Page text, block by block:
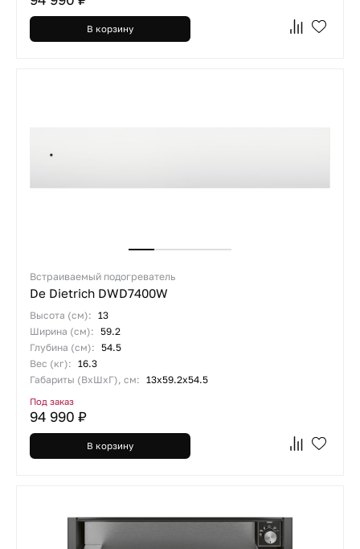
В корзину
Встраиваемый подогреватель
De Dietrich DWD7400W
Высота (см): 13
Ширина (см): 59.2
Глубина (см): 54.5
Вес (кг): 16.3
Габариты (ВхШхГ), см: 13x59.2x54.5
Под заказ
94 990 ₽
В корзину